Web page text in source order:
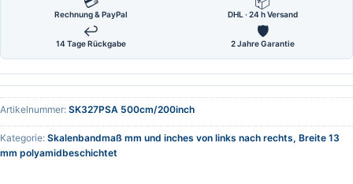
Rechnung & PayPal DHL · 24 h Versand
↩
14 Tage Rückgabe
🛡
2 Jahre Garantie
Artikelnummer: SK327PSA 500cm/200inch
Kategorie: Skalenbandmaß mm und inches von links nach rechts, Breite 13
mm polyamidbeschichtet